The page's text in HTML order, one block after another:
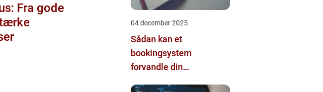
Fra gode
04 december 2025
Sådan kan et
bookingsystem
forvandle din